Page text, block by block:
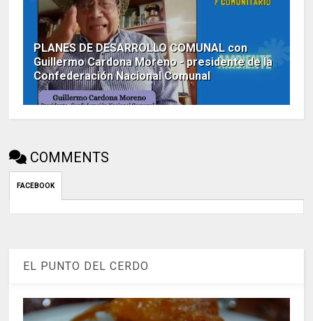
PLANES DE DESARROLLO COMUNAL con
Guillermo Cardona Moreno - presidente de la
Confederación Nacional Comunal
COMMENTS
FACEBOOK
EL PUNTO DEL CERDO